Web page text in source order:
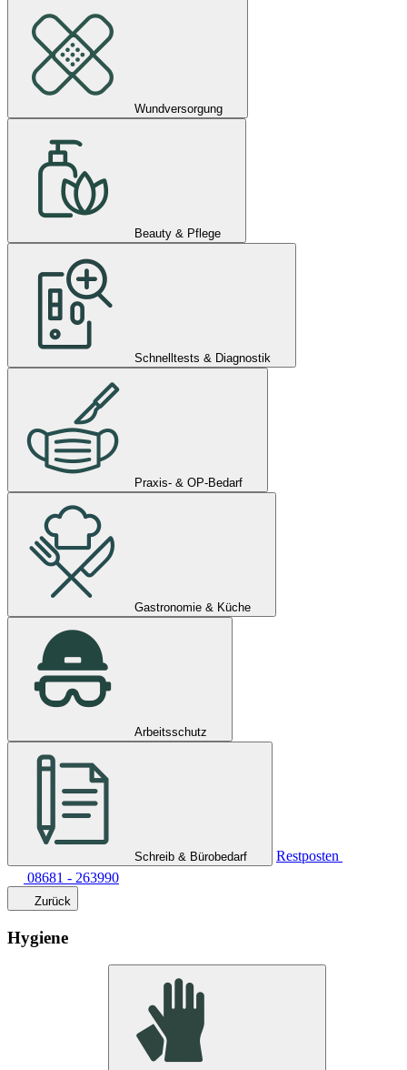
Wundversorgung
Beauty & Pflege
Schnelltests & Diagnostik
Praxis- & OP-Bedarf
Gastronomie & Küche
Arbeitsschutz
Schreib & Bürobedarf
Restposten
08681 - 263990
Zurück
Hygiene